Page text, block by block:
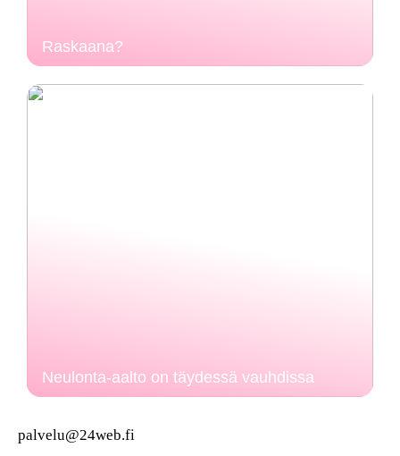
Raskaana?
Neulonta-aalto on täydessä vauhdissa
palvelu@24web.fi